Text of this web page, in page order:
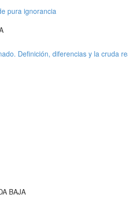
pura ignorancia
Definición, diferencias y la cruda
BAJA